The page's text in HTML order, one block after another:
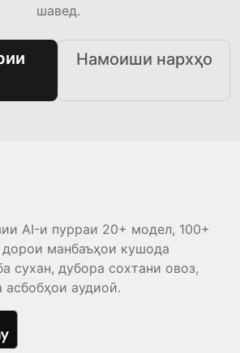
шавед.
Намоиши нархҳо
AI-и пурраи 20+ модел, 100+
манбаъҳои кушода
сухан, дубора сохтани овоз,
асбобҳои аудиоӣ.